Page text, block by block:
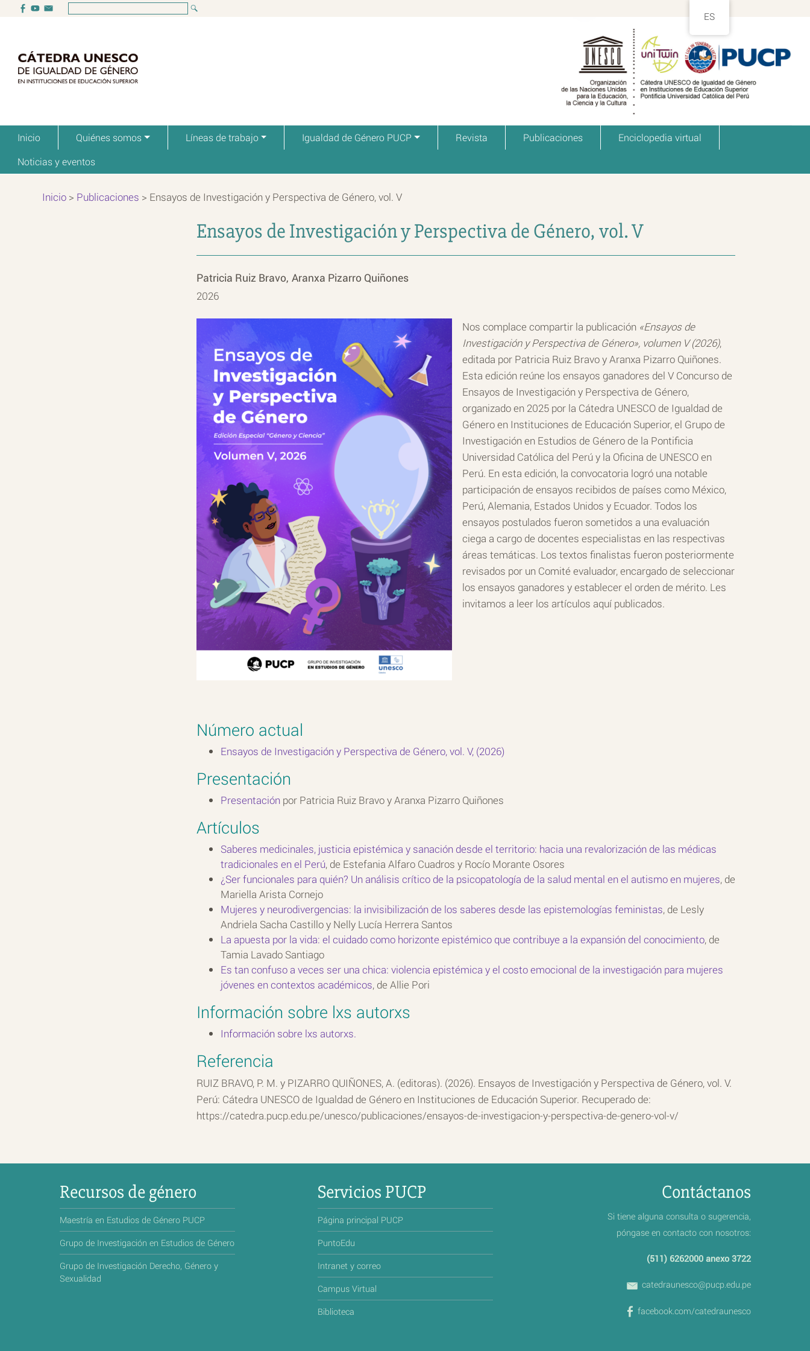
Inicio Quiénes somos Líneas de trabajo Igualdad de Género PUCP Revista Publicaciones
Enciclopedia virtual
Noticias y eventos
Inicio> Publicaciones > Ensayos de Investigación y Perspectiva de Género, vol. V
Ensayos de Investigación y Perspectiva de Género, vol. V
Patricia Ruiz Bravo Aranxa Pizarro Quiñones
2026
Nos complace compartir la publicación «Ensayos de
Investigación y Perspectiva de Género», volumen V (2026),
editada por Patricia Ruiz Bravo y Aranxa Pizarro Quiñones.
Esta edición reúne los ensayos ganadores del V Concurso de
Ensayos de Investigación y Perspectiva de Género,
organizado en 2025 por la Cátedra UNESCO de Igualdad de
Género en Instituciones de Educación Superior, el Grupo de
Investigación en Estudios de Género de la Pontificia
Universidad Católica del Perú y la Oficina de UNESCO en
Perú. En esta edición, la convocatoria logró una notable
participación de ensayos recibidos de países como México,
Perú, Alemania, Estados Unidos y Ecuador. Todos los
ensayos postulados fueron sometidos a una evaluación
ciega a cargo de docentes especialistas en las respectivas
áreas temáticas. Los textos finalistas fueron posteriormente
revisados por un Comité evaluador, encargado de seleccionar
los ensayos ganadores y establecer el orden de mérito. Les
invitamos a leer los artículos aquí publicados.
Número actual
Ensayos de Investigación y Perspectiva de Género, vol. V, (2026)
Presentación
Presentaciónpor Patricia Ruiz Bravo y Aranxa Pizarro Quiñones
Artículos
Saberes medicinales, justicia epistémica y sanación desde el territorio: hacia una revalorización de las médicas
tradicionales en el Perú, de Estefania Alfaro Cuadros y Rocío Morante Osores
¿Ser funcionales para quién? Un análisis crítico de la psicopatología de la salud mental en el autismo en mujeres, de
Mariella Arista Cornejo
Mujeres y neurodivergencias: la invisibilización de los saberes desde las epistemologías feministas, de Lesly
Andriela Sacha Castillo y Nelly Lucía Herrera Santos
La apuesta por la vida: el cuidado como horizonte epistémico que contribuye a la expansión del conocimiento, de
Tamia Lavado Santiago
Es tan confuso a veces ser una chica: violencia epistémica y el costo emocional de la investigación para mujeres
jóvenes en contextos académicos, de Allie Pori
Información sobre lxs autorxs
Información sobre lxs autorxs.
Referencia
RUIZ BRAVO, P. M. y PIZARRO QUIÑONES, A. (editoras). (2026). Ensayos de Investigación y Perspectiva de Género, vol. V.
Perú: Cátedra UNESCO de Igualdad de Género en Instituciones de Educación Superior. Recuperado de:
https://catedra.pucp.edu.pe/unesco/publicaciones/ensayos-de-investigacion-y-perspectiva-de-genero-vol-v/
Recursos de género
Maestría en Estudios de Género PUCP
Grupo de Investigación en Estudios de Género
Grupo de Investigación Derecho, Género y
Sexualidad
Servicios PUCP
Página principal PUCP
PuntoEdu
Intranet y correo
Campus Virtual
Biblioteca
Contáctanos
Si tiene alguna consulta o sugerencia,
póngase en contacto con nosotros:
(511) 6262000 anexo 3722
catedraunesco@pucp.edu.pe
facebook.com/catedraunesco
ES